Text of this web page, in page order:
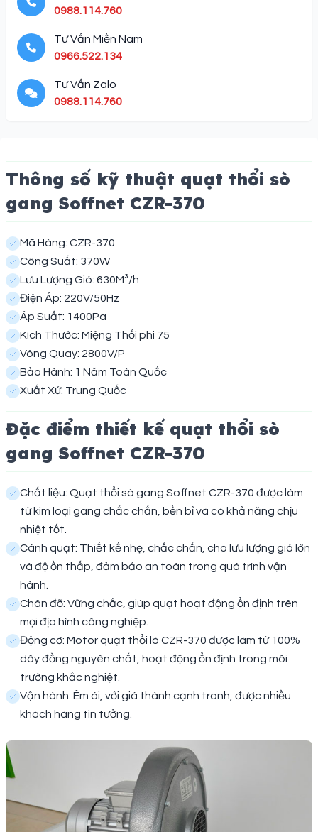
0988.114.760
Tư Vấn Miền Nam
0966.522.134
Tư Vấn Zalo
0988.114.760
Thông số kỹ thuật quạt thổi sò
gang Soffnet CZR-370
Mã Hàng: CZR-370
Công Suất: 370W
Lưu Lượng Gió: 630M³/h
Điện Áp: 220V/50Hz
Áp Suất: 1400Pa
Kích Thước: Miệng Thổi phi 75
Vòng Quay: 2800V/P
Bảo Hành: 1 Năm Toàn Quốc
Xuất Xứ: Trung Quốc
Đặc điểm thiết kế quạt thổi sò
gang Soffnet CZR-370
Chất liệu: Quạt thổi sò gang Soffnet CZR-370 được làm
từ kim loại gang chắc chắn, bền bỉ và có khả năng chịu
nhiệt tốt.
Cánh quạt: Thiết kế nhẹ, chắc chắn, cho lưu lượng gió lớn
và độ ồn thấp, đảm bảo an toàn trong quá trình vận
hành.
Chân đỡ: Vững chắc, giúp quạt hoạt động ổn định trên
mọi địa hình công nghiệp.
Động cơ: Motor quạt thổi lò CZR-370 được làm từ 100%
dây đồng nguyên chất, hoạt động ổn định trong môi
trường khắc nghiệt.
Vận hành: Êm ái, với giá thành cạnh tranh, được nhiều
khách hàng tin tưởng.